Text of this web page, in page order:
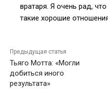
вратаря. Я очень рад,
такие хорошие
Предыдущая статья
Тьяго Мотта: «Могли
добиться иного
результата»